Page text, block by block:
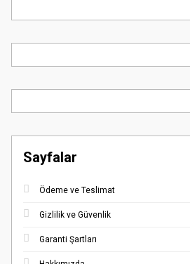
Sayfalar
Ödeme ve Teslimat
Gizlilik ve Güvenlik
Garanti Şartları